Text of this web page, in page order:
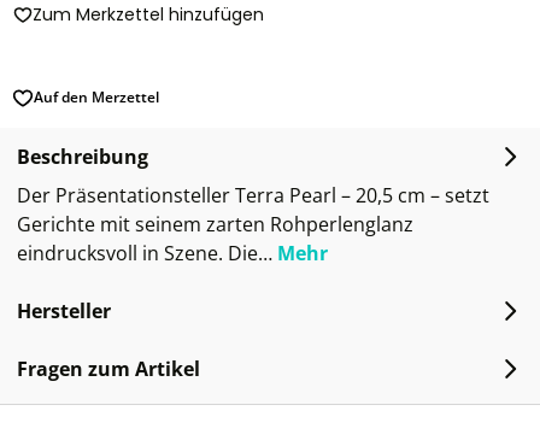
Zum Merkzettel hinzufügen
Auf den Merzettel
Beschreibung
Der Präsentationsteller Terra Pearl – 20,5 cm – setzt
Gerichte mit seinem zarten Rohperlenglanz
eindrucksvoll in Szene. Die… Mehr
Hersteller
Fragen zum Artikel